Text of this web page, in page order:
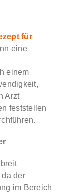
für
eine
einem
Arzt
feststellen
da der
im Bereich